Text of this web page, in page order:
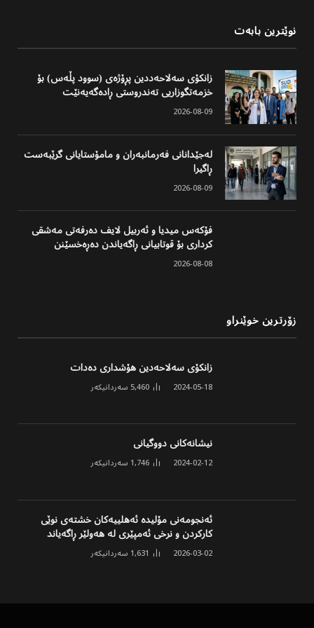
نوێترین بابەت
زانکۆی سەلاحەددین پڕۆژەی (سوود پڵەس) بۆ
خزمەتگوزاریی تەندروستی ڕادەگەیەنێت
2026-08-09
لەجێدانانی فەرمانبەران و مامۆستایانی گرێبەست
ڕاگیرا
2026-08-09
فۆکەس میدیا و ئەربیل لایف دەرفەتی مەشقی
کرداری بۆ قوتابیانی ڕاگەیاندن دەڕەخسێنن
2026-08-08
زۆرترین خوێنراو
زانکۆی سەلاحەدین هۆشداری دەدات
2024-05-18
5,460 سەردانیکەر
نیشانەکانی دووگیانی
2024-02-12
1,746 سەردانیکەر
ئەنجومەنی مۆلیدە ئەهلییەکان خشتەی نوێی
کارکردن و نرخی ئەمپێری لە هەولێر ڕاگەیاند
2026-03-02
1,631 سەردانیکەر